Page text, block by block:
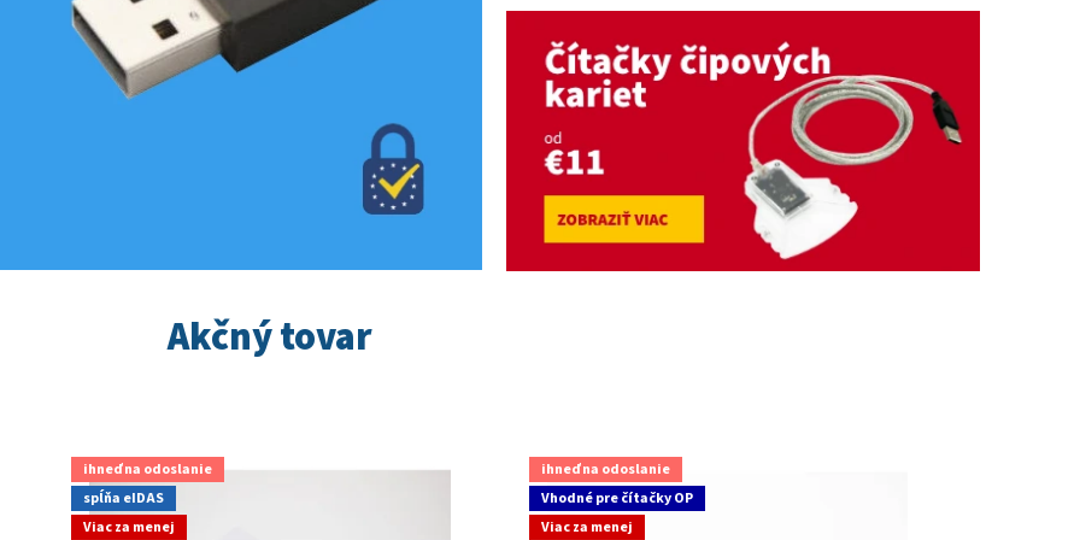
Akčný tovar
ihneď na odoslanie
spĺňa eIDAS
Viac za menej
ihneď na odoslanie
Vhodné pre čítačky OP
Viac za menej